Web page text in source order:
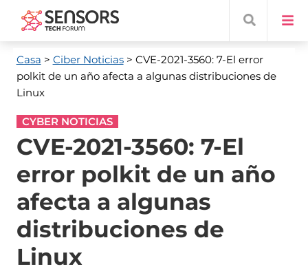
Casa > Ciber Noticias> CVE-2021-3560: 7-El error
polkit de un año afecta a algunas distribuciones de
Linux
CYBER NOTICIAS
CVE-2021-3560: 7-El
error polkit de un año
afecta a algunas
distribuciones de
Linux